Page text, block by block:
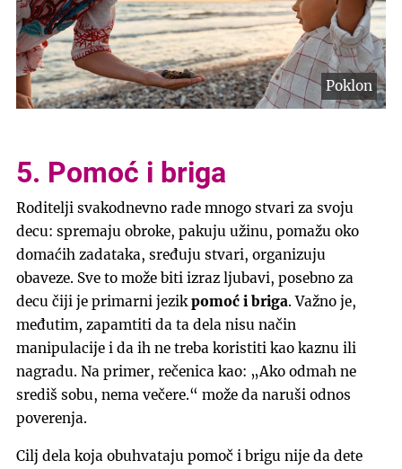
Poklon
5. Pomoć i briga
Roditelji svakodnevno rade mnogo stvari za svoju
decu: spremaju obroke, pakuju užinu, pomažu oko
domaćih zadataka, sređuju stvari, organizuju
obaveze. Sve to može biti izraz ljubavi, posebno za
decu čiji je primarni jezikpomoć i briga. Važno je,
međutim, zapamtiti da ta dela nisu način
manipulacije i da ih ne treba koristiti kao kaznu ili
nagradu. Na primer, rečenica kao: „Ako odmah ne
središ sobu, nema večere.“ može da naruši odnos
poverenja.
Cilj dela koja obuhvataju pomoč i brigu nije da dete